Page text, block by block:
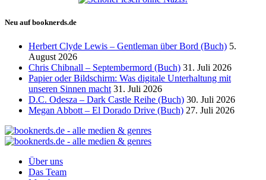
Neu auf booknerds.de
Herbert Clyde Lewis – Gentleman über Bord (Buch) 5.
August 2026
Chris Chibnall – Septembermord (Buch) 31. Juli 2026
Papier oder Bildschirm: Was digitale Unterhaltung mit
unseren Sinnen macht 31. Juli 2026
D.C. Odesza – Dark Castle Reihe (Buch) 30. Juli 2026
Megan Abbott – El Dorado Drive (Buch) 27. Juli 2026
Über uns
Das Team